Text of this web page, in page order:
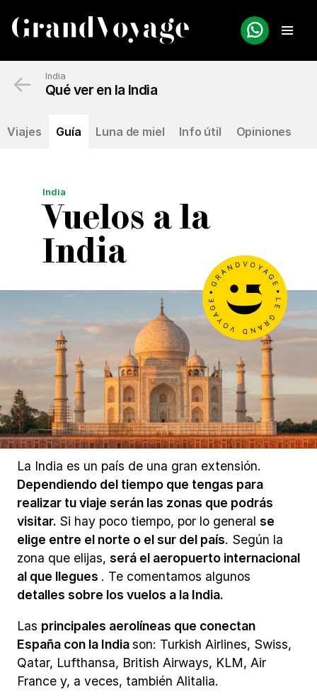
India
Qué ver en la India
Viajes Guía Luna de miel Info útil Opiniones
←
India
Vuelos a la
India
La India es un país de una gran extensión.
Dependiendo del tiempo que tengas para
realizar tu viaje serán las zonas que podrás
visitar. Si hay poco tiempo, por lo general se
elige entre el norte o el sur del país. Según la
zona que elijas, será el aeropuerto internacional
al que llegues . Te comentamos algunos
detalles sobre los vuelos a la India.
Las principales aerolíneas que conectan
España con la Indiason: Turkish Airlines, Swiss,
Qatar, Lufthansa, British Airways, KLM, Air
France y, a veces, también Alitalia.